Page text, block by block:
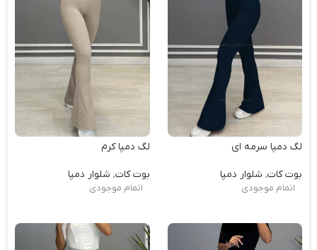
لگ دمپا سرمه ای
بوت کات, شلوار دمپا
اتمام موجودی
لگ دمپا کرم
بوت کات, شلوار دمپا
اتمام موجودی